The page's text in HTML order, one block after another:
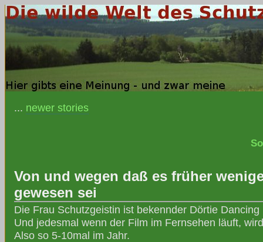
... newer stories
Von und wegen daß es früher
gewesen sei
Die Frau Schutzgeistin ist bekennder Dörtie Dancing
Und jedesmal wenn der Film im Fernsehen läuft,
Also so 5-10mal im Jahr.